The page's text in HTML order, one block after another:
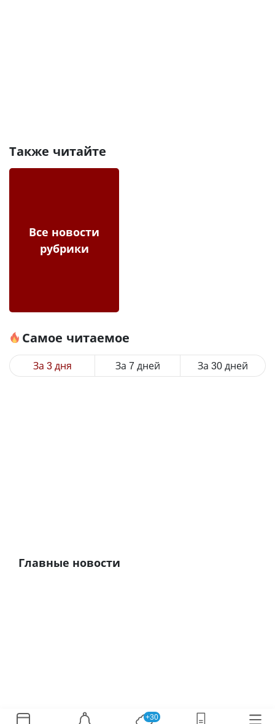
Также читайте
Все новости
рубрики
Самое читаемое
За 3 дня За 7 дней За 30 дней
Главные новости
+30